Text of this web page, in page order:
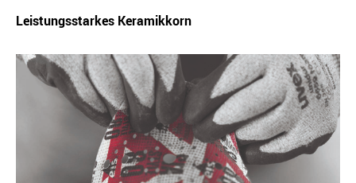
Leistungsstarkes Keramikkorn